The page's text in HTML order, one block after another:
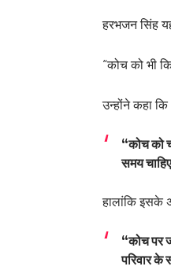
हरभजन सिंह
“कोच को भी
उन्होंने कहा कि
“कोच को
समय
हालांकि इसके
“कोच पर
परिवार